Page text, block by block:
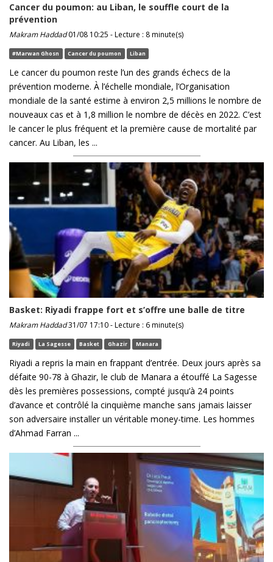
Cancer du poumon: au Liban, le souffle court de la
prévention
Makram Haddad01/08 10:25 - Lecture : 8 minute(s)
#Marwan Ghosn Cancer du poumon Liban
Le cancer du poumon reste l’un des grands échecs de la
prévention moderne. À l’échelle mondiale, l’Organisation
mondiale de la santé estime à environ 2,5 millions le nombre de
nouveaux cas et à 1,8 million le nombre de décès en 2022. C’est
le cancer le plus fréquent et la première cause de mortalité par
cancer. Au Liban, les ...
Basket: Riyadi frappe fort et s’offre une balle de titre
Makram Haddad31/07 17:10 - Lecture : 6 minute(s)
Riyadi La Sagesse Basket Ghazir Manara
Riyadi a repris la main en frappant d’entrée. Deux jours après sa
défaite 90-78 à Ghazir, le club de Manara a étouffé La Sagesse
dès les premières possessions, compté jusqu’à 24 points
d’avance et contrôlé la cinquième manche sans jamais laisser
son adversaire installer un véritable money-time. Les hommes
d’Ahmad Farran ...